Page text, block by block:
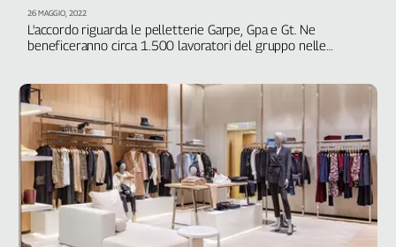
L'accordo riguarda le pelletterie Garpe, Gpa e Gt. Ne
beneficeranno circa 1.500 lavoratori del gruppo nelle
significativo aumento del premio di risultato e spazio alla
formazione, fra le novità"
26 MAGGIO, 2022